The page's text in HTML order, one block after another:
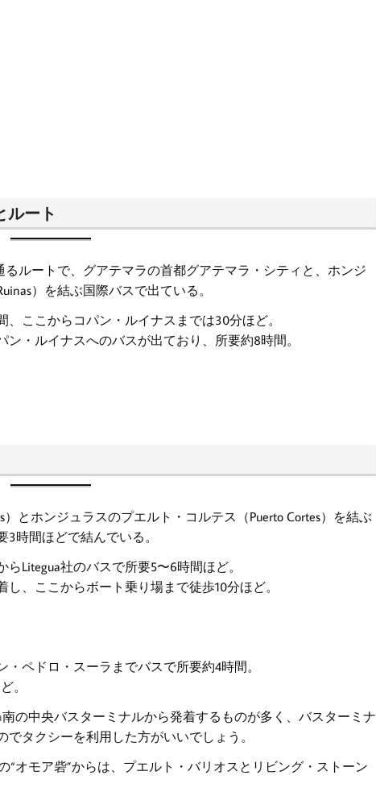
ルート
ルートで、グアテマラの首都グアテマラ・シティと、ホンジ
）を結ぶ国際バスで出ている。
ここからコパン・ルイナスまでは30分ほど。
・ルイナスへのバスが出ており、所要約8時間。
とホンジュラスのプエルト・コルテス（Puerto Cortes）を結ぶ
時間ほどで結んでいる。
Litegua社のバスで所要5〜6時間ほど。
、ここからボート乗り場まで徒歩10分ほど。
ペドロ・スーラまでバスで所要約4時間。
。
の中央バスターミナルから発着するものが多く、バスターミナ
タクシーを利用した方がいいでしょう。
オモア砦”からは、プエルト・バリオスとリビング・ストーン